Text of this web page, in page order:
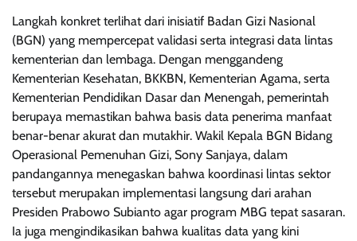
Langkah konkret terlihat dari inisiatif Badan Gizi Nasional
(BGN) yang mempercepat validasi serta integrasi data lintas
kementerian dan lembaga. Dengan menggandeng
Kementerian Kesehatan, BKKBN, Kementerian Agama, serta
Kementerian Pendidikan Dasar dan Menengah, pemerintah
berupaya memastikan bahwa basis data penerima manfaat
benar-benar akurat dan mutakhir. Wakil Kepala BGN Bidang
Operasional Pemenuhan Gizi, Sony Sanjaya, dalam
pandangannya menegaskan bahwa koordinasi lintas sektor
tersebut merupakan implementasi langsung dari arahan
Presiden Prabowo Subianto agar program MBG tepat sasaran.
Ia juga mengindikasikan bahwa kualitas data yang kini